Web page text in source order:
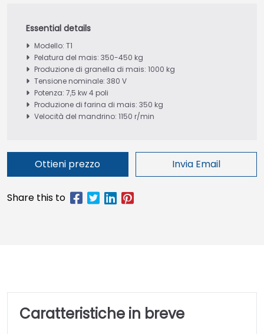
Modello: T1
Pelatura del mais: 350-450 kg
Produzione di granella di mais: 1000 kg
Tensione nominale: 380 V
Potenza: 7,5 kw 4 poli
Produzione di farina di mais: 350 kg
Velocità del mandrino: 1150 r/min
Ottieni prezzo Invia Email
Caratteristiche in breve